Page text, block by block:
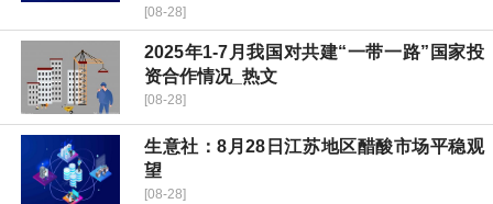
[08-28]
2025年1-7月我国对共建“一带一路”国家投
资合作情况_热文
[08-28]
生意社：8月28日江苏地区醋酸市场平稳观
望
[08-28]